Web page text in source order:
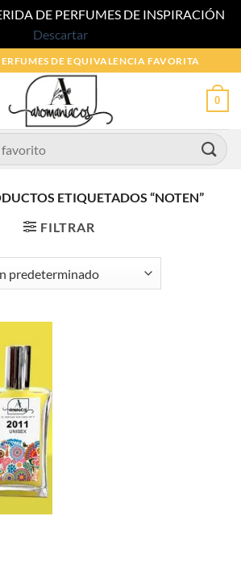
DE PERFUMES DE INSPIRACIÓN
Descartar
DE EQUIVALENCIA FAVORITA
0
ETIQUETADOS “NOTEN”
FILTRAR